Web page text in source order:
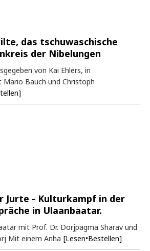
das tschuwaschische
der Nibelungen
von Kai Ehlers, in
Bauch und Christoph
Jurte - Kulturkampf in der
in Ulaanbaatar.
mit Prof. Dr. Dorjpagma Sharav und
Mit einem Anha [Lesen•Bestellen]